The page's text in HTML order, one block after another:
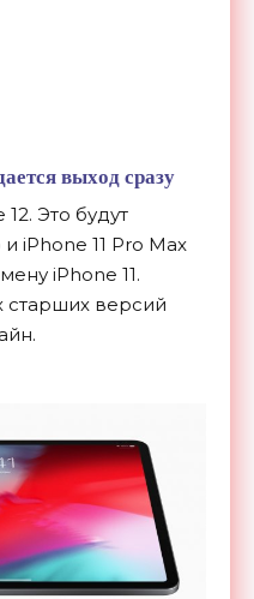
выход сразу
Это будут
и iPhone 11 Pro Max
iPhone 11.
старших версий